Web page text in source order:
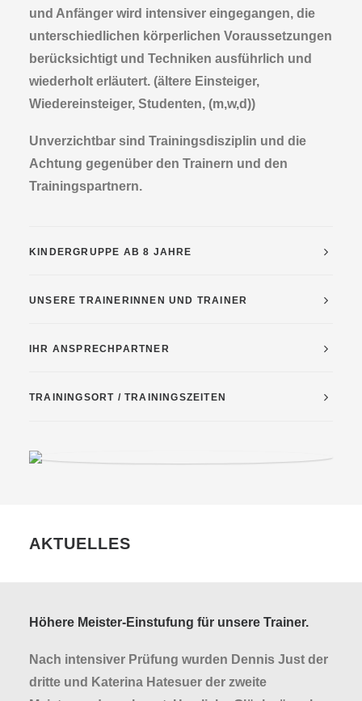
und Anfänger wird intensiver eingegangen, die
unterschiedlichen körperlichen Voraussetzungen
berücksichtigt und Techniken ausführlich und
wiederholt erläutert. (ältere Einsteiger,
Wiedereinsteiger, Studenten, (m,w,d))
Unverzichtbar sind Trainingsdisziplin und die
Achtung gegenüber den Trainern und den
Trainingspartnern.
KINDERGRUPPE AB 8 JAHRE
UNSERE TRAINERINNEN UND TRAINER
IHR ANSPRECHPARTNER
TRAININGSORT / TRAININGSZEITEN
AKTUELLES
Höhere Meister-Einstufung für unsere Trainer.
Nach intensiver Prüfung wurden Dennis Just der
dritte und Katerina Hatesuer der zweite